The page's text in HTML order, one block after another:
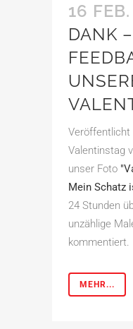
16 FEB.
DANK
Veröffentlicht
Valentinstag
unser Foto
Mein Schatz
24 Stunden
unzählige
kommentiert.
MEHR...